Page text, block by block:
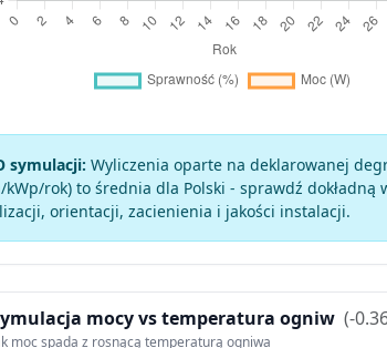
symulacji: Wyliczenia oparte na deklarowanej
kWp/rok) to średnia dla Polski - sprawdź
orientacji, zacienienia i jakości instalacji.
mocy vs temperatura ogniw (-
moc spada z rosnącą temperaturą ogniwa